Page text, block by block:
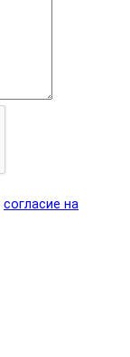
согласие на